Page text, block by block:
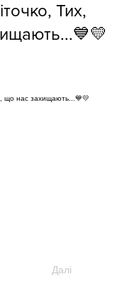
Тих,
Далі